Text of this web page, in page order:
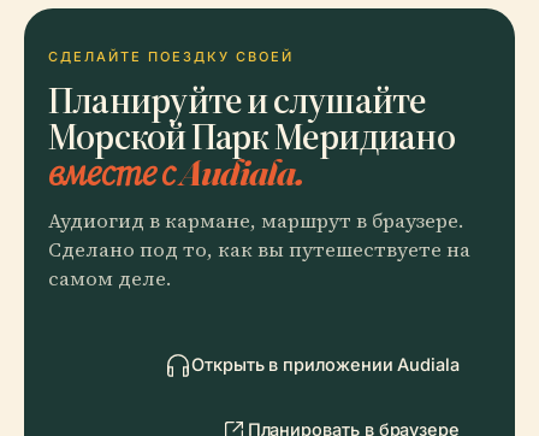
СДЕЛАЙТЕ ПОЕЗДКУ СВОЕЙ
Планируйте и слушайте
Морской Парк Меридиано
вместе с Audiala.
Аудиогид в кармане, маршрут в браузере.
Сделано под то, как вы путешествуете на
самом деле.
Открыть в приложении Audiala
Планировать в браузере